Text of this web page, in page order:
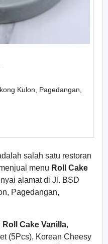
Kulon, Pagedangan,
salah satu restoran
menu Roll Cake
alamat di Jl. BSD
Pagedangan,
Roll Cake Vanilla,
(5Pcs), Korean Cheesy